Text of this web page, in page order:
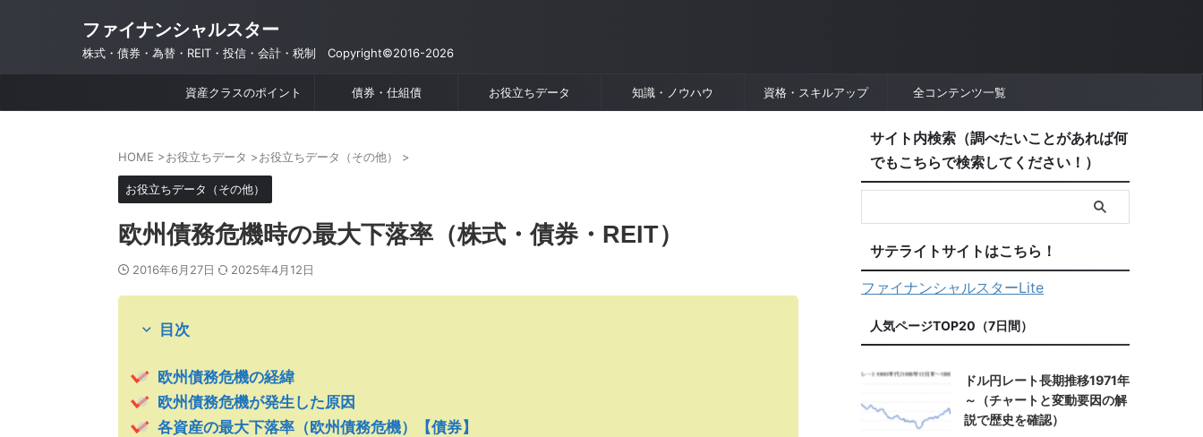
ファイナンシャルスター
株式・債券・為替・REIT・投信・会計・税制 Copyright©2016-2026
資産クラスのポイント 債券・仕組債 お役立ちデータ 知識・ノウハウ 資格・スキルアップ 全コンテンツ一覧
HOME >お役立ちデータ >お役立ちデータ（その他） >
お役立ちデータ（その他）
欧州債務危機時の最大下落率（株式・債券・REIT）
2016年6月27日 2025年4月12日
目次
欧州債務危機の経緯
欧州債務危機が発生した原因
各資産の最大下落率（欧州債務危機）【債券】
サイト内検索（調べたいことがあれば何
でもこちらで検索してください！）
サテライトサイトはこちら！
ファイナンシャルスターLite
人気ページTOP20（7日間）
ドル円レート長期推移1971年
～（チャートと変動要因の解
説で歴史を確認）